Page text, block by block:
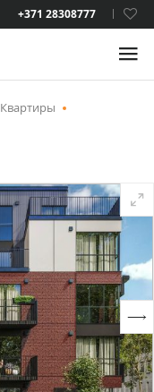
+371 28308777
LAT
ENG
Квартиры